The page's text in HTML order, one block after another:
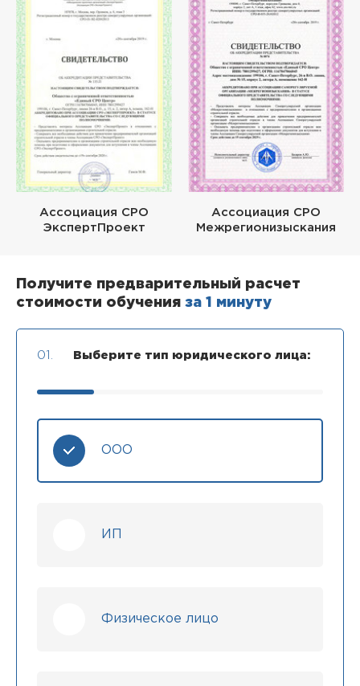
Ассоциация СРО
ЭкспертПроект
Ассоциация СРО
Межрегионизыскания
Получите предварительный расчет
стоимости обучения за 1 минуту
01. Выберите тип юридического лица:
ООО
ИП
Физическое лицо